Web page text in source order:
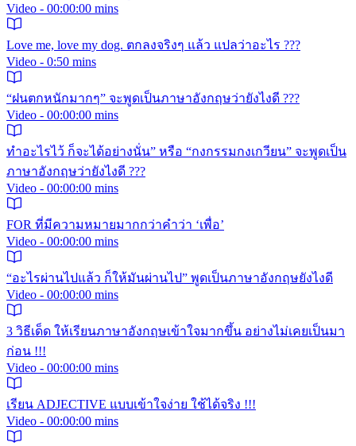
Video - 00:00:00 mins
Love me, love my dog. ตกลงจริงๆ แล้ว แปลว่าอะไร ???
Video - 0:50 mins
“ฝนตกหนักมากๆ” จะพูดเป็นภาษาอังกฤษว่ายังไงดี ???
Video - 00:00:00 mins
ทำอะไรไว้ ก็จะได้อย่างนั่น” หรือ “กงกรรมกงเกวียน” จะพูดเป็น
ภาษาอังกฤษว่ายังไงดี ???
Video - 00:00:00 mins
FOR ที่มีความหมายมากกว่าคำว่า ‘เพื่อ’
Video - 00:00:00 mins
“อะไรผ่านไปแล้ว ก็ให้มันผ่านไป” พูดเป็นภาษาอังกฤษยังไงดี
Video - 00:00:00 mins
3 วิธีเด็ด ให้เรียนภาษาอังกฤษเข้าใจมากขึ้น อย่างไม่เคยเป็นมา
ก่อน !!!
Video - 00:00:00 mins
เรียน ADJECTIVE แบบเข้าใจง่าย ใช้ได้จริง !!!
Video - 00:00:00 mins